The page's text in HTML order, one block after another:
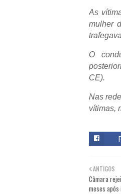
As
mulher
O
CE).
Nas
vítimas,
ANTIGOS
Câmara
meses